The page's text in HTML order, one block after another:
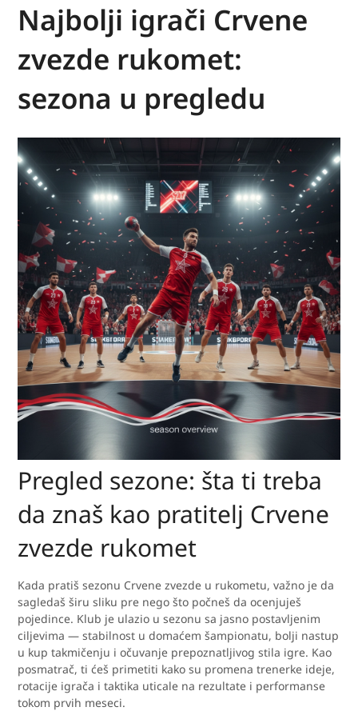
Najbolji igrači Crvene
zvezde rukomet:
sezona u pregledu
Pregled sezone: šta ti treba
da znaš kao pratitelj Crvene
zvezde rukomet
Kada pratiš sezonu Crvene zvezde u rukometu, važno je da
sagledaš širu sliku pre nego što počneš da ocenjuješ
pojedince. Klub je ulazio u sezonu sa jasno postavljenim
ciljevima — stabilnost u domaćem šampionatu, bolji nastup
u kup takmičenju i očuvanje prepoznatljivog stila igre. Kao
posmatrač, ti ćeš primetiti kako su promena trenerke ideje,
rotacije igrača i taktika uticale na rezultate i performanse
tokom prvih meseci.